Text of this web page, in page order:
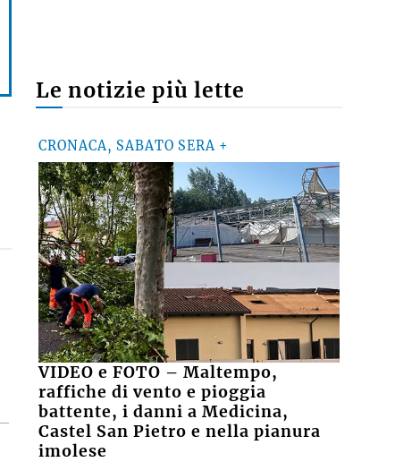
Le notizie più lette
CRONACA, SABATO SERA +
VIDEO e FOTO – Maltempo,
raffiche di vento e pioggia
battente, i danni a Medicina,
Castel San Pietro e nella pianura
imolese